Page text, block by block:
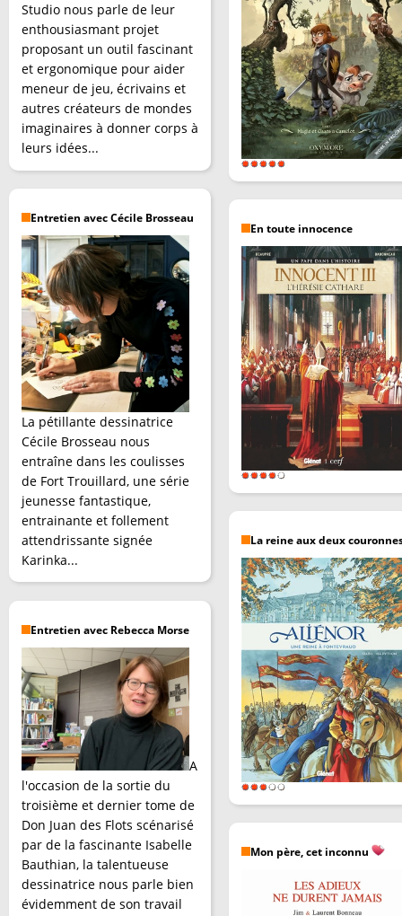
Studio nous parle de leur
enthousiasmant projet
proposant un outil fascinant
et ergonomique pour aider
meneur de jeu, écrivains et
autres créateurs de mondes
imaginaires à donner corps à
leurs idées...
Entretien avec Cécile Brosseau
La pétillante dessinatrice
Cécile Brosseau nous
entraîne dans les coulisses
de Fort Trouillard, une série
jeunesse fantastique,
entrainante et follement
attendrissante signée
Karinka...
Entretien avec Rebecca Morse
A
l'occasion de la sortie du
troisième et dernier tome de
Don Juan des Flots scénarisé
par de la fascinante Isabelle
Bauthian, la talentueuse
dessinatrice nous parle bien
évidemment de son travail
En toute innocence
La reine aux deux
Mon père, cet inconnu